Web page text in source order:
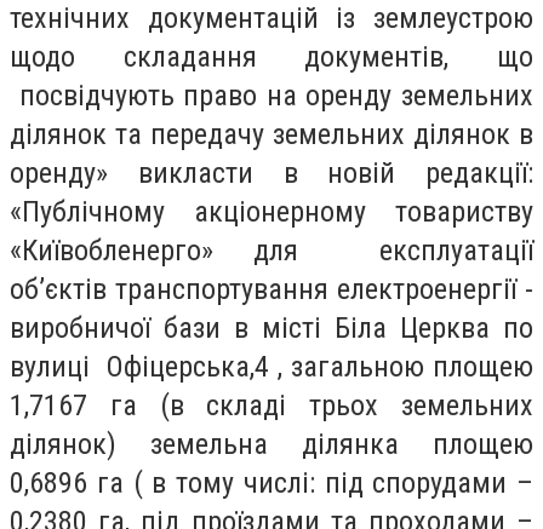
технічних документацій із землеустрою
щодо складання документів, що
посвідчують право на оренду земельних
ділянок та передачу земельних ділянок в
оренду» викласти в новій редакції:
«Публічному акціонерному товариству
«Київобленерго» для експлуатації
об’єктів транспортування електроенергії -
виробничої бази в місті Біла Церква по
вулиці Офіцерська,4 , загальною площею
1,7167 га (в складі трьох земельних
ділянок) земельна ділянка площею
0,6896 га ( в тому числі: під спорудами –
0,2380 га, під проїздами та проходами –